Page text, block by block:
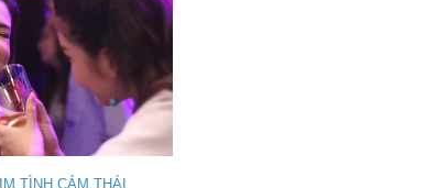
TÌNH CẢM THÁI